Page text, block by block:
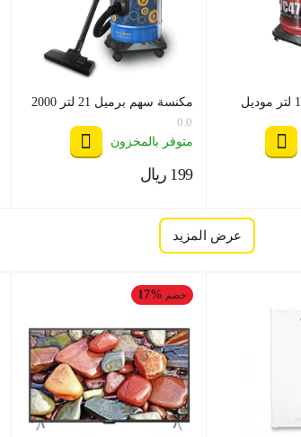
مكنسة امبكس 18 لتر موديل
مكنسة سهم برميل 21 لتر 2000
وات موديل SHM-21VSY
0.0
متوفر بالمخزون
ريال ‍199‍
عرض المزيد
خصم 17%